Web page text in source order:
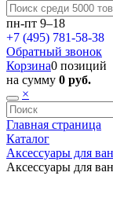
пн-пт 9–18
+7 (495) 781-58-38
Обратный звонок
Корзина0 позиций
на сумму 0 руб.
×
Главная страница
Каталог
Аксессуары для
Аксессуары для